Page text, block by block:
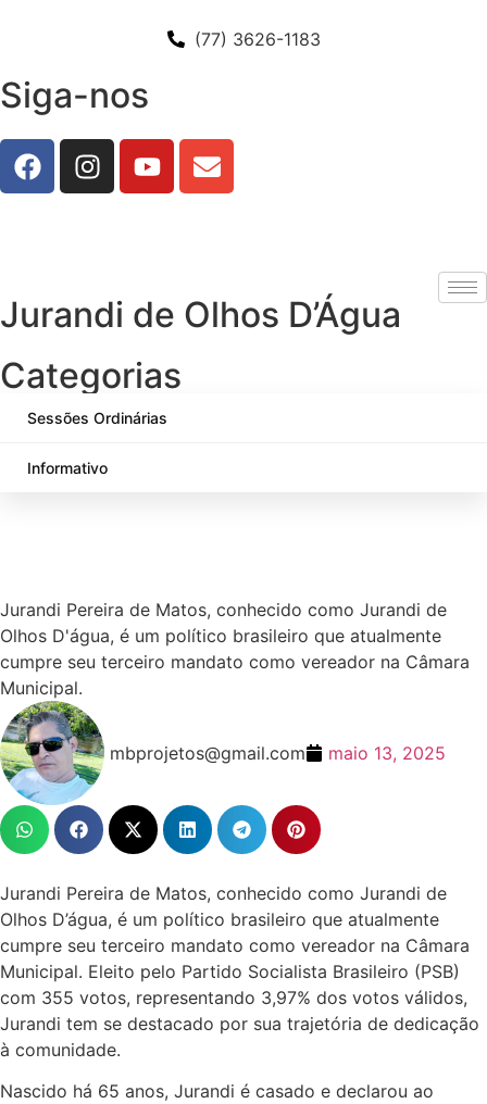
(77) 3626-1183
Siga-nos
Jurandi de Olhos D’Água
Categorias
Sessões Ordinárias
Informativo
Jurandi Pereira de Matos, conhecido como Jurandi de
Olhos D'água, é um político brasileiro que atualmente
cumpre seu terceiro mandato como vereador na Câmara
Municipal.
mbprojetos@gmail.com maio 13, 2025
Jurandi Pereira de Matos, conhecido como Jurandi de
Olhos D’água, é um político brasileiro que atualmente
cumpre seu terceiro mandato como vereador na Câmara
Municipal. Eleito pelo Partido Socialista Brasileiro (PSB)
com 355 votos, representando 3,97% dos votos válidos,
Jurandi tem se destacado por sua trajetória de dedicação
à comunidade.
Nascido há 65 anos, Jurandi é casado e declarou ao